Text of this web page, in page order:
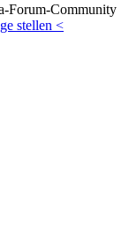
Forum-Community
stellen <